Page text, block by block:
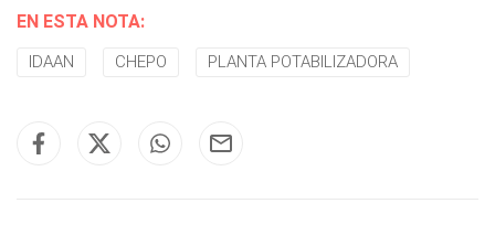
EN ESTA NOTA:
IDAAN CHEPO PLANTA POTABILIZADORA